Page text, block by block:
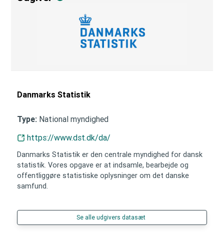
Danmarks Statistik
Type: National myndighed
https://www.dst.dk/da/
Danmarks Statistik er den centrale myndighed for dansk
statistik. Vores opgave er at indsamle, bearbejde og
offentliggøre statistiske oplysninger om det danske
samfund.
Se alle udgivers datasæt